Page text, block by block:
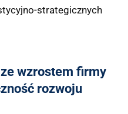
strategicznych
wzrostem firmy
rozwoju